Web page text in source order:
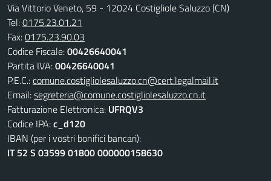
Via Vittorio Veneto, 59 - 12024 Costigliole Saluzzo (CN)
Tel:0175.23.01.21
Fax:0175.23.90.03
Codice Fiscale:00426640041
Partita IVA:00426640041
P.E.C.:comune.costigliolesaluzzo.cn@cert.legalmail.it
Email:segreteria@comune.costigliolesaluzzo.cn.it
Fatturazione Elettronica: UFRQV3
Codice IPA:c_d120
IBAN (per i vostri bonifici bancari):
IT 52 S 03599 01800 000000158630